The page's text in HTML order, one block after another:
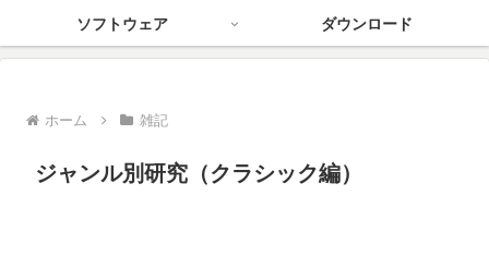
ソフトウェア ダウンロード
ホーム 雑記
ジャンル別研究（クラシック編）